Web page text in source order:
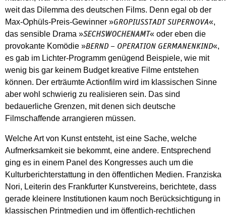
weit das Dilemma des deutschen Films. Denn egal ob der
Max-Ophüls-Preis-Gewinner »GROPIUSSTADT SUPERNOVA«,
das sensible Drama »SECHSWOCHENAMT« oder eben die
provokante Komödie »BERND – OPERATION GERMANENKIND«,
es gab im Lichter-Programm genügend Beispiele, wie mit
wenig bis gar keinem Budget kreative Filme entstehen
können. Der erträumte Actionfilm wird im klassischen Sinne
aber wohl schwierig zu realisieren sein. Das sind
bedauerliche Grenzen, mit denen sich deutsche
Filmschaffende arrangieren müssen.
Welche Art von Kunst entsteht, ist eine Sache, welche
Aufmerksamkeit sie bekommt, eine andere. Entsprechend
ging es in einem Panel des Kongresses auch um die
Kulturberichterstattung in den öffentlichen Medien. Franziska
Nori, Leiterin des Frankfurter Kunstvereins, berichtete, dass
gerade kleinere Institutionen kaum noch Berücksichtigung in
klassischen Printmedien und im öffentlich-rechtlichen